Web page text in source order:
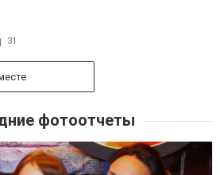
31
фотоотчеты